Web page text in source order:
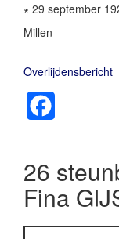
∗ 29 september
Millen
Overlijdensbericht
26
Fina